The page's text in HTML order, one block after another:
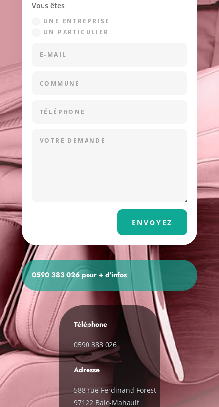
Vous êtes
UNE ENTREPRISE
UN PARTICULIER
ENVOYEZ
0590 383 026 pour + d'infos
Téléphone
0590 383 026
Adresse
588 rue Ferdinand Forest
97122 Baie-Mahault